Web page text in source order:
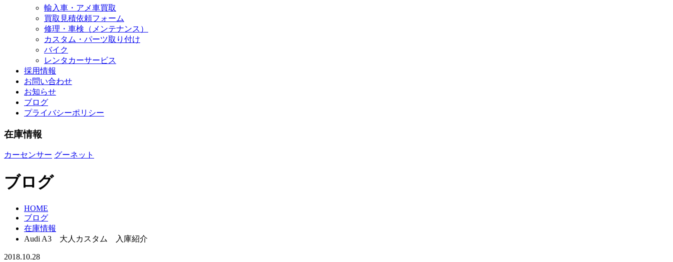
輸入車・アメ車買取
買取見積依頼フォーム
修理・車検（メンテナンス）
カスタム・パーツ取り付け
バイク
レンタカーサービス
採用情報
お問い合わせ
お知らせ
ブログ
プライバシーポリシー
在庫情報
カーセンサー グーネット
ブログ
HOME
ブログ
在庫情報
Audi A3 大人カスタム 入庫紹介
2018.10.28